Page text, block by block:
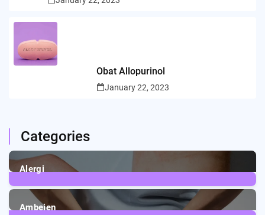
Obat Allopurinol
January 22, 2023
Categories
Alergi
6Posts
Ambeien